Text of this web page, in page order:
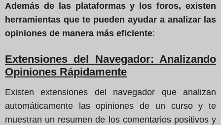
Además de las plataformas y los foros, existen
herramientas que te pueden ayudar a analizar las
opiniones de manera más eficiente:
Extensiones del Navegador: Analizando
Opiniones Rápidamente
Existen extensiones del navegador que analizan
automáticamente las opiniones de un curso y te
muestran un resumen de los comentarios positivos y